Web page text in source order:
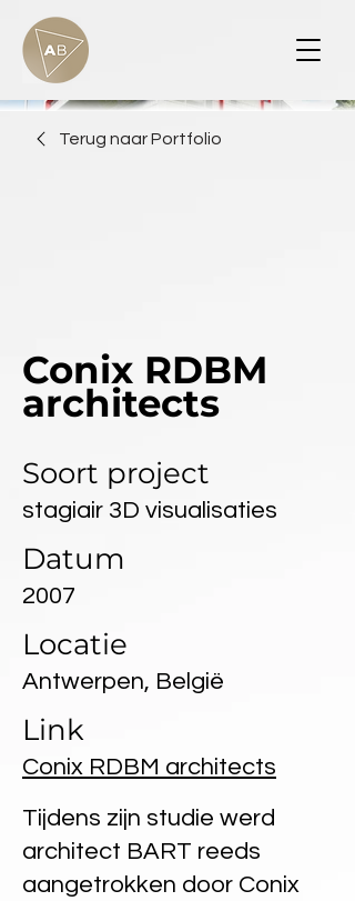
Conix RDBM
architects
Soort project
stagiair 3D visualisaties
Datum
2007
Locatie
Antwerpen, België
Link
Conix RDBM architects
Tijdens zijn studie werd
architect BART reeds
aangetrokken door Conix
Terug naar Portfolio